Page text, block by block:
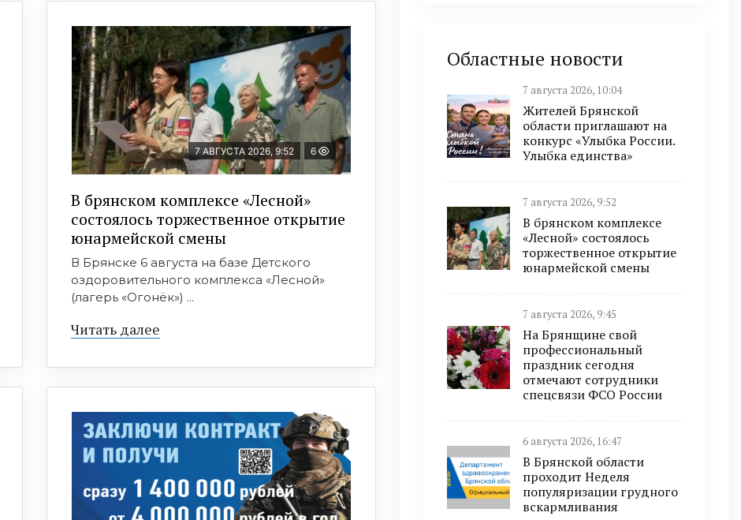
7 АВГУСТА 2026, 9:52 6
В брянском комплексе «Лесной»
состоялось торжественное открытие
юнармейской смены
В Брянске 6 августа на базе Детского
оздоровительного комплекса «Лесной»
(лагерь «Огонёк») ...
Читать далее
Областные новости
7 августа 2026, 10:04
Жителей Брянской
области приглашают на
конкурс «Улыбка России.
Улыбка единства»
7 августа 2026, 9:52
В брянском комплексе
«Лесной» состоялось
торжественное открытие
юнармейской смены
7 августа 2026, 9:45
На Брянщине свой
профессиональный
праздник сегодня
отмечают сотрудники
спецсвязи ФСО России
6 августа 2026, 16:47
В Брянской области
проходит Неделя
популяризации грудного
вскармливания